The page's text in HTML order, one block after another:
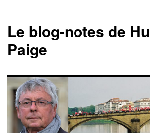
Le blog-notes de
Paige